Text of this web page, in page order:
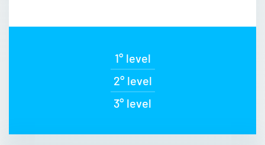
1° level
2° level
3° level